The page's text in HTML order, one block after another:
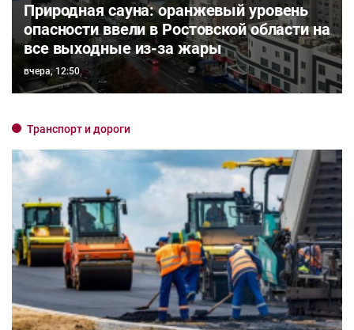
Природная сауна: оранжевый уровень
опасности ввели в Ростовской области на
все выходные из-за жары
вчера, 12:50
Транспорт и дороги